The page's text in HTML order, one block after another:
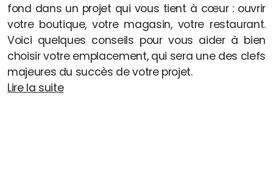
fond dans un projet qui vous tient à cœur : ouvrir
votre boutique, votre magasin, votre restaurant.
Voici quelques conseils pour vous aider à bien
choisir votre emplacement, qui sera une des clefs
majeures du succès de votre projet.
Lire la suite